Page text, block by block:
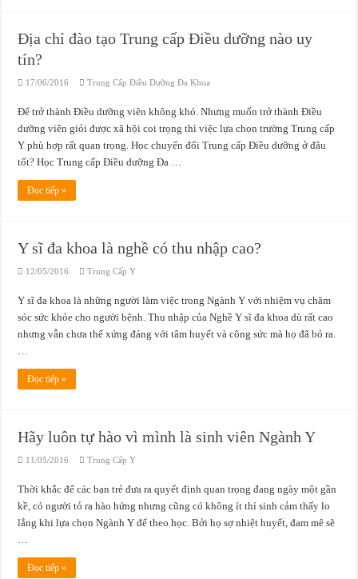
Địa chỉ đào tạo Trung cấp Điều dưỡng nào uy
tín?
17/06/2016 Trung Cấp Điều Dưỡng Đa Khoa
Để trở thành Điều dưỡng viên không khó. Nhưng muốn trở thành Điều
dưỡng viên giỏi được xã hội coi trọng thì việc lựa chọn trường Trung cấp
Y phù hợp rất quan trọng. Học chuyển đổi Trung cấp Điều dưỡng ở đâu
tốt? Học Trung cấp Điều dưỡng Đa …
Đọc tiếp »
Y sĩ đa khoa là nghề có thu nhập cao?
12/05/2016 Trung Cấp Y
Y sĩ đa khoa là những người làm việc trong Ngành Y với nhiệm vụ chăm
sóc sức khỏe cho người bệnh. Thu nhập của Nghề Y sĩ đa khoa dù rất cao
nhưng vẫn chưa thể xứng đáng với tâm huyết và công sức mà họ đã bỏ ra.
…
Đọc tiếp »
Hãy luôn tự hào vì mình là sinh viên Ngành Y
11/05/2016 Trung Cấp Y
Thời khắc để các bạn trẻ đưa ra quyết định quan trọng đang ngày một gần
kề, có người tỏ ra hào hứng nhưng cũng có không ít thí sinh cảm thấy lo
lắng khi lựa chọn Ngành Y để theo học. Bởi họ sợ nhiệt huyết, đam mê sẽ
…
Đọc tiếp »